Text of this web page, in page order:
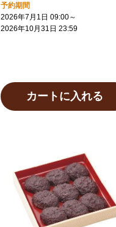
予約期間
2026年7月1日 09:00～
2026年10月31日 23:59
カートに入れる